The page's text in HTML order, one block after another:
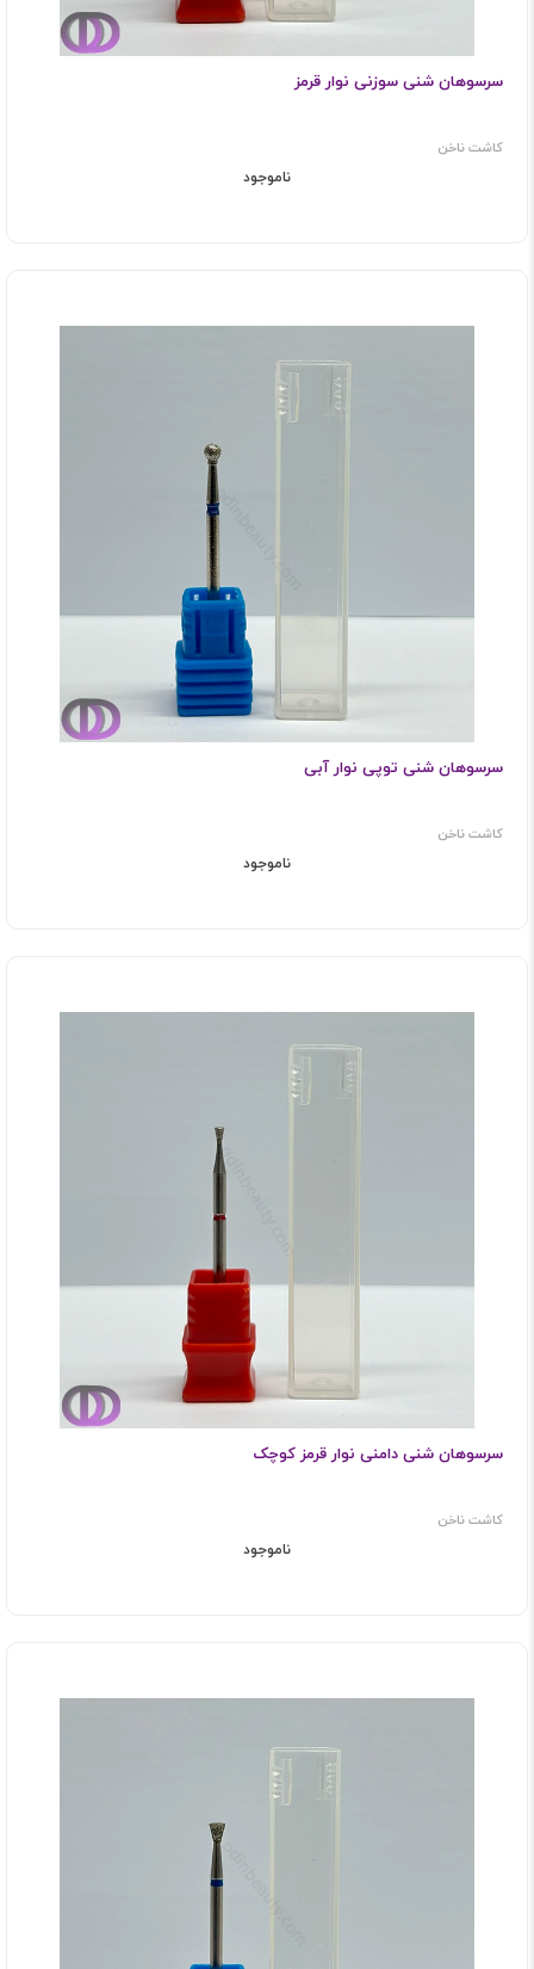
سرسوهان شنی سوزنی نوار قرمز
کاشت ناخن
ناموجود
سرسوهان شنی توپی نوار آبی
کاشت ناخن
ناموجود
سرسوهان شنی دامنی نوار قرمز کوچک
کاشت ناخن
ناموجود